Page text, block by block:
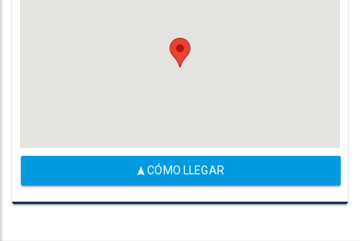
CÓMO LLEGAR